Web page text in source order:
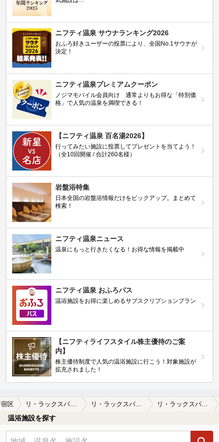
ニフティ温泉 サウナランキング2026
おふろ好きユーザーの投票により、全国No.1サウナが
決定！
ニフティ温泉プレミアムクーポン
ノジマモバイル会員向け 通常よりもお得な「特別価
格」で人気の温泉を満喫できる！
【ニフティ温泉 百名湯2026】
行ってみたい施設に投票してプレゼントを当てよう！
（全10回開催 / 合計260名様）
岩盤浴特集
日本全国の岩盤浴情報だけをピックアップ。まとめて
検索！
ニフティ温泉ニュース
温泉にもっと行きたくなる！お得な情報を掲載中
ニフティ温泉 おふろパス
温浴施設をお得に楽しめるサブスクリプションプラン
【ニフティライフスタイル株主優待のご案
内】
株主優待制度で人気の温浴施設に行こう！対象施設が
拡充されました！
区 リ・ラックスパ新宿（閉館しました）の口コミ 新宿で終電を逃した時など、以前から利用…
温浴施設を探す